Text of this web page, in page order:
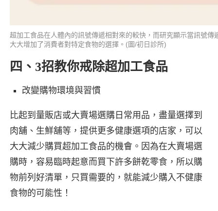
超加工食品在人體內的訊號傳遞相對來的較快，而研究顯示當訊號
大大增加了消費者對特定食物的選擇。(圖/初日診所)
四、3招教你戒除超加工食品
改變購物環境與習慣
比起到量販店或大賣場選購日常用品，盡量選擇到
肉舖、生鮮舖等，提供更多健康選項的店家，可以
大大減少購買超加工食品的機會。因為在大賣場選
購時，容易臨時起意而買下許多餅乾零食，所以購
物前列好清單，只買需要的，就能減少購入不健康
食物的可能性！